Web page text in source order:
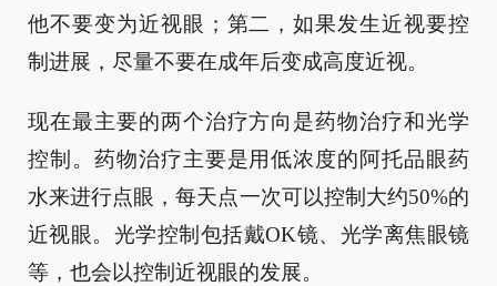
他不要变为近视眼；第二，如果发生近视要控
制进展，尽量不要在成年后变成高度近视。
现在最主要的两个治疗方向是药物治疗和光学
控制。药物治疗主要是用低浓度的阿托品眼药
水来进行点眼，每天点一次可以控制大约50%的
近视眼。光学控制包括戴OK镜、光学离焦眼镜
等，也会以控制近视眼的发展。